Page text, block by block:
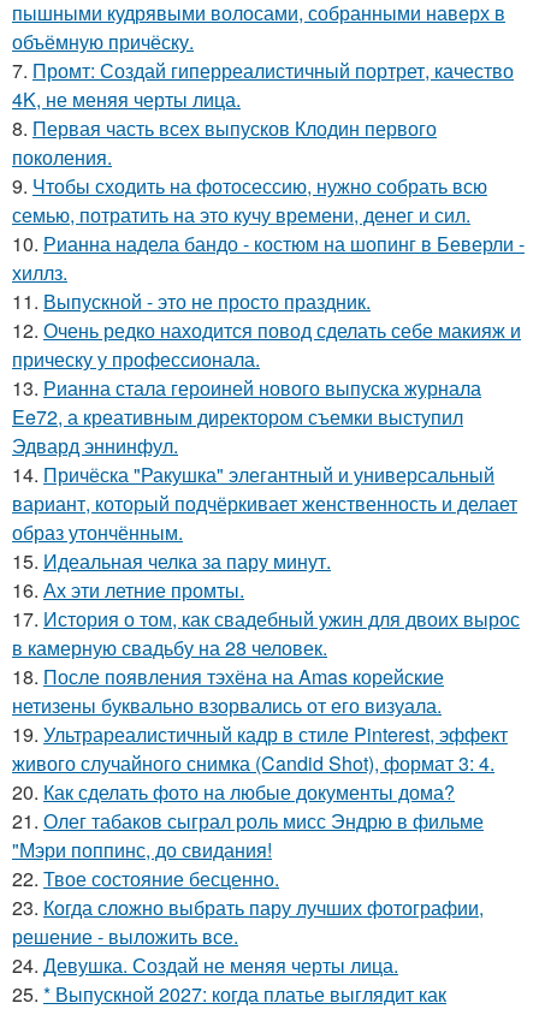
пышными кудрявыми волосами, собранными наверх в
объёмную причёску.
7. Промт: Создай гиперреалистичный портрет, качество
4K, не меняя черты лица.
8. Первая часть всех выпусков Клодин первого
поколения.
9. Чтобы сходить на фотосессию, нужно собрать всю
семью, потратить на это кучу времени, денег и сил.
10. Рианна надела бандо - костюм на шопинг в Беверли -
хиллз.
11. Выпускной - это не просто праздник.
12. Очень редко находится повод сделать себе макияж и
прическу у профессионала.
13. Рианна стала героиней нового выпуска журнала
Ee72, а креативным директором съемки выступил
Эдвард эннинфул.
14. Причёска "Ракушка" элегантный и универсальный
вариант, который подчёркивает женственность и делает
образ утончённым.
15. Идеальная челка за пару минут.
16. Ах эти летние промты.
17. История о том, как свадебный ужин для двоих вырос
в камерную свадьбу на 28 человек.
18. После появления тэхёна на Amas корейские
нетизены буквально взорвались от его визуала.
19. Ультрареалистичный кадр в стиле Pinterest, эффект
живого случайного снимка (Candid Shot), формат 3: 4.
20. Как сделать фото на любые документы дома?
21. Олег табаков сыграл роль мисс Эндрю в фильме
"Мэри поппинс, до свидания!
22. Твое состояние бесценно.
23. Когда сложно выбрать пару лучших фотографии,
решение - выложить все.
24. Девушка. Создай не меняя черты лица.
25. * Выпускной 2027: когда платье выглядит как